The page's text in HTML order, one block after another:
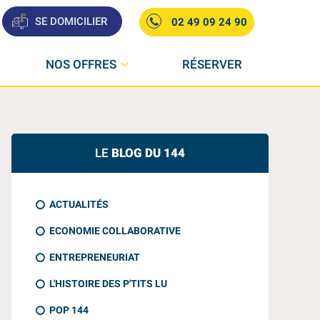
SE DOMICILIER 02 49 09 24 90
NOS OFFRES RÉSERVER
LE BLOG DU 144
ACTUALITÉS
ECONOMIE COLLABORATIVE
ENTREPRENEURIAT
L'HISTOIRE DES P'TITS LU
POP 144